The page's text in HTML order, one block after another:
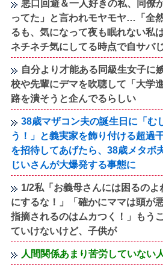
悪口回避＆一人好きの私、同僚
ってた」と言われモヤモヤ…「全
るも、気になって夜も眠れない私
ネチネチ気にしてる時点で自サバ
自分より才能ある同級生女子に
校や先輩にデマを吹聴して「大学
路を潰そうと企んでるらしい
38歳マザコン夫の誕生日に「む
う！」と義実家を飾り付ける超過
を招待してあげたら、38歳メタボ
じいさんが大爆発する事態に
1/2私「お義母さんには困るの
にするな！」「確かにママは頭が
指摘されるのはムカつく！」もう
ていけないけど、子供が
人間関係あまり苦労していない